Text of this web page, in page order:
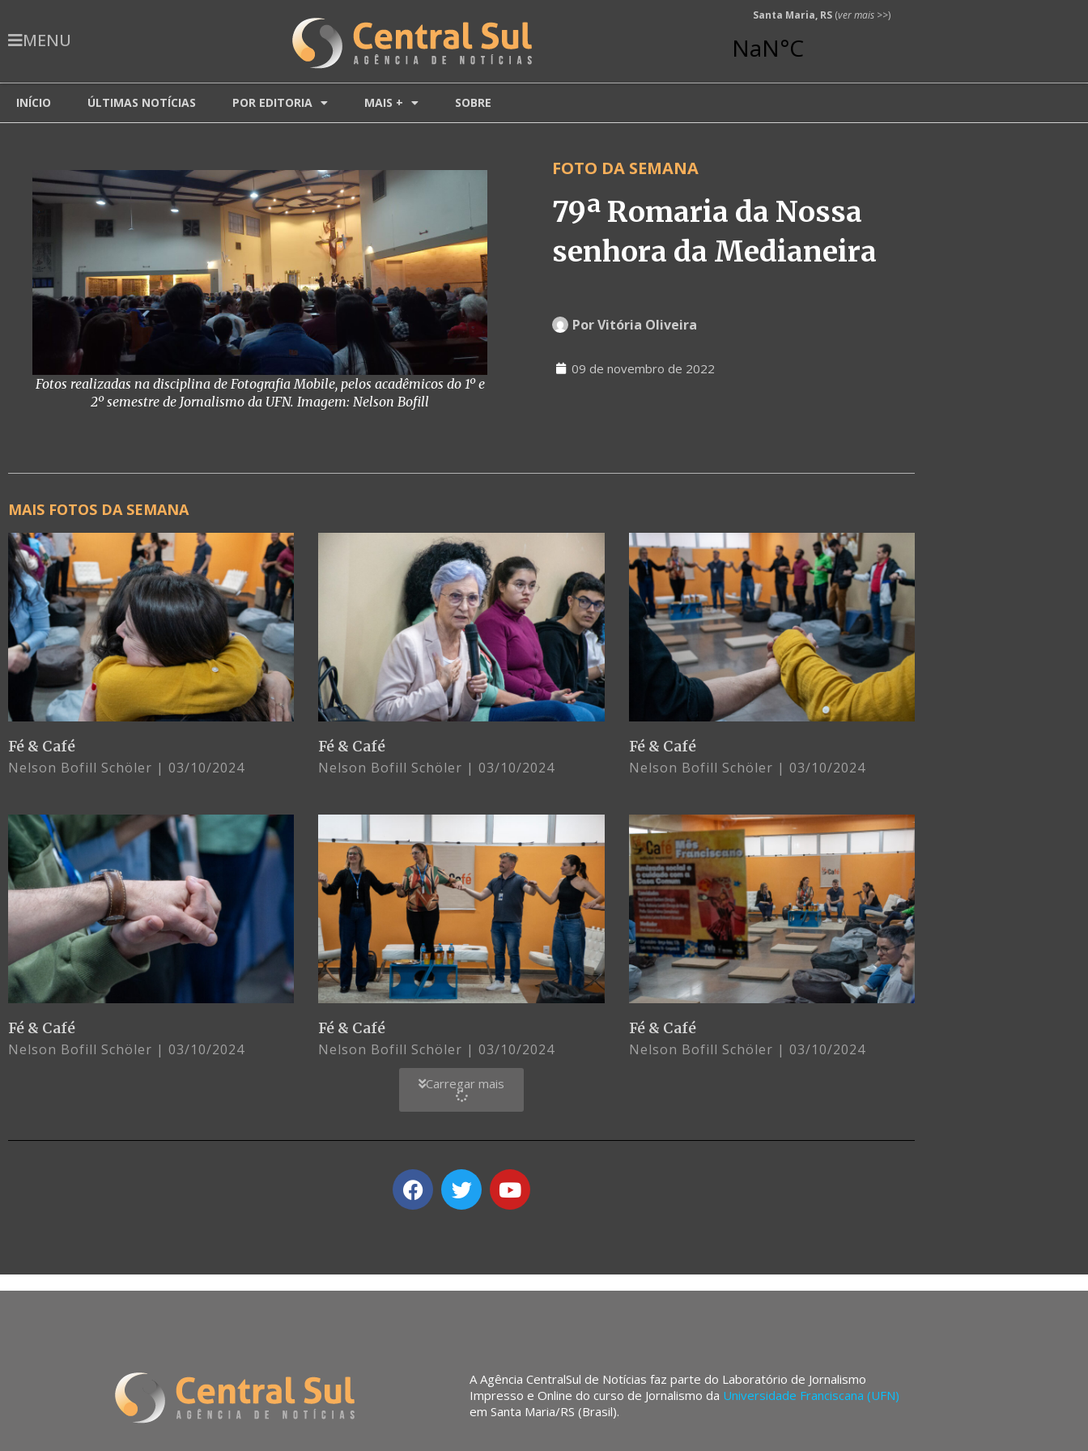
MENU
Santa Maria, RS (ver mais >>)
INÍCIO ÚLTIMAS NOTÍCIAS POR EDITORIA MAIS + SOBRE
Fotos realizadas na disciplina de Fotografia Mobile, pelos acadêmicos do 1º e
2º semestre de Jornalismo da UFN. Imagem: Nelson Bofill
FOTO DA SEMANA
79ª Romaria da Nossa
senhora da Medianeira
PorVitória Oliveira
09 de novembro de 2022
MAIS FOTOS DA SEMANA
Fé & Café
Nelson Bofill Schöler 03/10/2024
Fé & Café
Nelson Bofill Schöler 03/10/2024
Fé & Café
Nelson Bofill Schöler 03/10/2024
Fé & Café
Nelson Bofill Schöler 03/10/2024
Fé & Café
Nelson Bofill Schöler 03/10/2024
Fé & Café
Nelson Bofill Schöler 03/10/2024
Carregar mais
A Agência CentralSul de Notícias faz parte do Laboratório de Jornalismo
Impresso e Online do curso de Jornalismo da Universidade Franciscana (UFN)
em Santa Maria/RS (Brasil).